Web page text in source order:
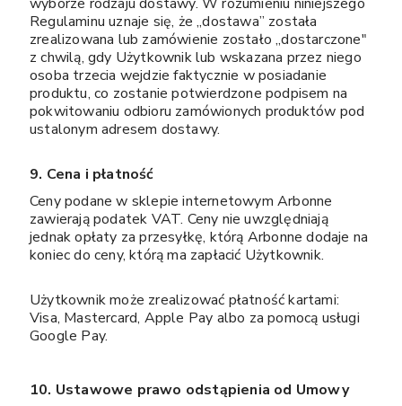
Regulaminu uznaje się, że „dostawa” została
zrealizowana lub zamówienie zostało „dostarczone"
z chwilą, gdy Użytkownik lub wskazana przez niego
osoba trzecia wejdzie faktycznie w posiadanie
produktu, co zostanie potwierdzone podpisem na
pokwitowaniu odbioru zamówionych produktów pod
ustalonym adresem dostawy.
9. Cena i płatność
Ceny podane w sklepie internetowym Arbonne
zawierają podatek VAT. Ceny nie uwzględniają
jednak opłaty za przesyłkę, którą Arbonne dodaje na
koniec do ceny, którą ma zapłacić Użytkownik.
Użytkownik może zrealizować płatność kartami:
Visa, Mastercard, Apple Pay albo za pomocą usługi
Google Pay.
10. Ustawowe prawo odstąpienia od Umowy